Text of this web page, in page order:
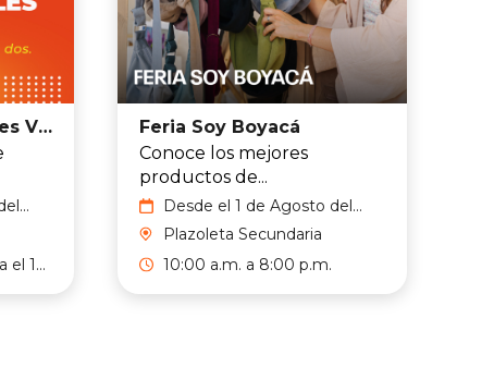
Martes de Imperdibles Viva
el 15
Feria Soy Boyacá
Conoce los mejores
productos de...
Desde el 1 de Agosto del
2026 hasta el 2 de Agosto
del 2026
Plazoleta Secundaria
10:00 a.m. a 8:00 p.m.